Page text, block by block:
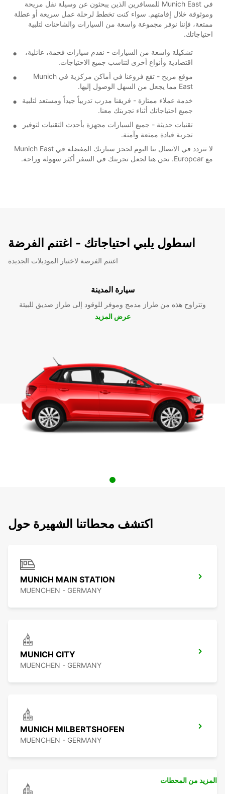
في Munich East للمسافرين الذين يبحثون عن وسيلة نقل مريحة
وموثوقة خلال إقامتهم. سواء كنت تخطط لرحلة عمل سريعة أو عطلة
ممتعة، فإننا نوفر مجموعة واسعة من السيارات والشاحنات لتلبية
احتياجاتك.
تشكيلة واسعة من السيارات - نقدم سيارات فخمة، عائلية،
اقتصادية وأنواع أخرى لتناسب جميع الاحتياجات.
موقع مريح - تقع فروعنا في أماكن مركزية في Munich
East مما يجعل من السهل الوصول إليها.
خدمة عملاء ممتازة - فريقنا مدرب تدريباً جيداً ومستعد لتلبية
جميع احتياجاتك أثناء تجربتك معنا.
تقنيات حديثة - جميع السيارات مجهزة بأحدث التقنيات لتوفير
تجربة قيادة ممتعة وآمنة.
لا تتردد في الاتصال بنا اليوم لحجز سيارتك المفضلة في Munich East
مع Europcar. نحن هنا لجعل تجربتك في السفر أكثر سهولة وراحة.
اسطول يلبي احتياجاتك - اغتنم الفرضة
اغتنم الفرصة لاختبار الموديلات الجديدة
سيارة المدينة
وتتراوح هذه من طراز مدمج وموفر للوقود إلى طراز صديق للبيئة
عرض المزيد
اكتشف محطاتنا الشهيرة حول
MUNICH MAIN STATION
MUENCHEN - GERMANY
MUNICH CITY
MUENCHEN - GERMANY
MUNICH MILBERTSHOFEN
MUENCHEN - GERMANY
المزيد من المحطات